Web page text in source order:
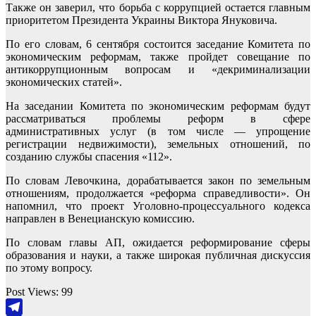
Также он заверил, что борьба с коррупцией остается главным
приоритетом Президента Украины Виктора Януковича.
По его словам, 6 сентября состоится заседание Комитета по
экономическим реформам, также пройдет совещание по
антикоррупционным вопросам и «декриминализации
экономических статей».
На заседании Комитета по экономическим реформам будут
рассматриваться проблемы реформ в сфере
административных услуг (в том числе — упрощение
регистрации недвижимости), земельных отношений, по
созданию службы спасения «112».
По словам Левочкина, дорабатывается закон по земельным
отношениям, продолжается «реформа справедливости». Он
напомнил, что проект Уголовно-процессуального кодекса
направлен в Венецианскую комиссию.
По словам главы АП, ожидается реформирование сферы
образования и науки, а также широкая публичная дискуссия
по этому вопросу.
Post Views: 99